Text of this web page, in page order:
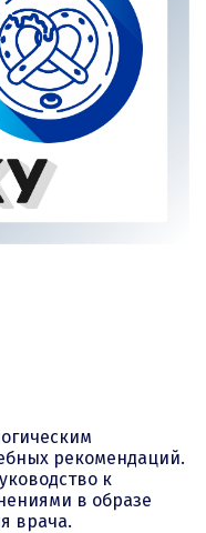
рекомендаций.
к
в образе
врача.